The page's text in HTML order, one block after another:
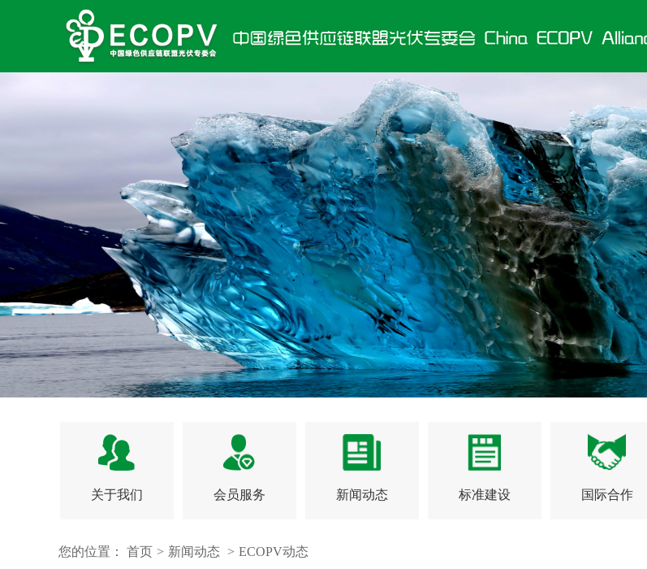
关于我们 会员服务 新闻动态 标准建设 国际合作
您的位置： 首页 > 新闻动态 > ECOPV动态